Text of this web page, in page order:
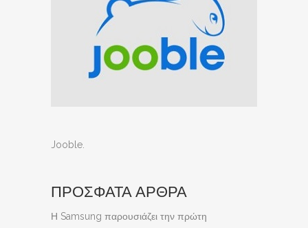
Jooble
ΠΡΟΣΦΑΤΑ ΑΡΘΡΑ
Η Samsung παρουσιάζει την πρώτη